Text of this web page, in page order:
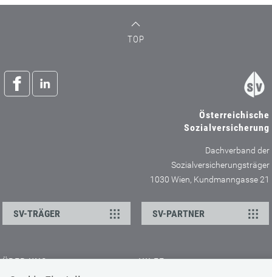
TOP
Österreichische
Sozialversicherung
Dachverband der
Sozialversicherungsträger
1030 Wien, Kundmanngasse 21
SV-TRÄGER SV-PARTNER
ÜBER UNS HILFE